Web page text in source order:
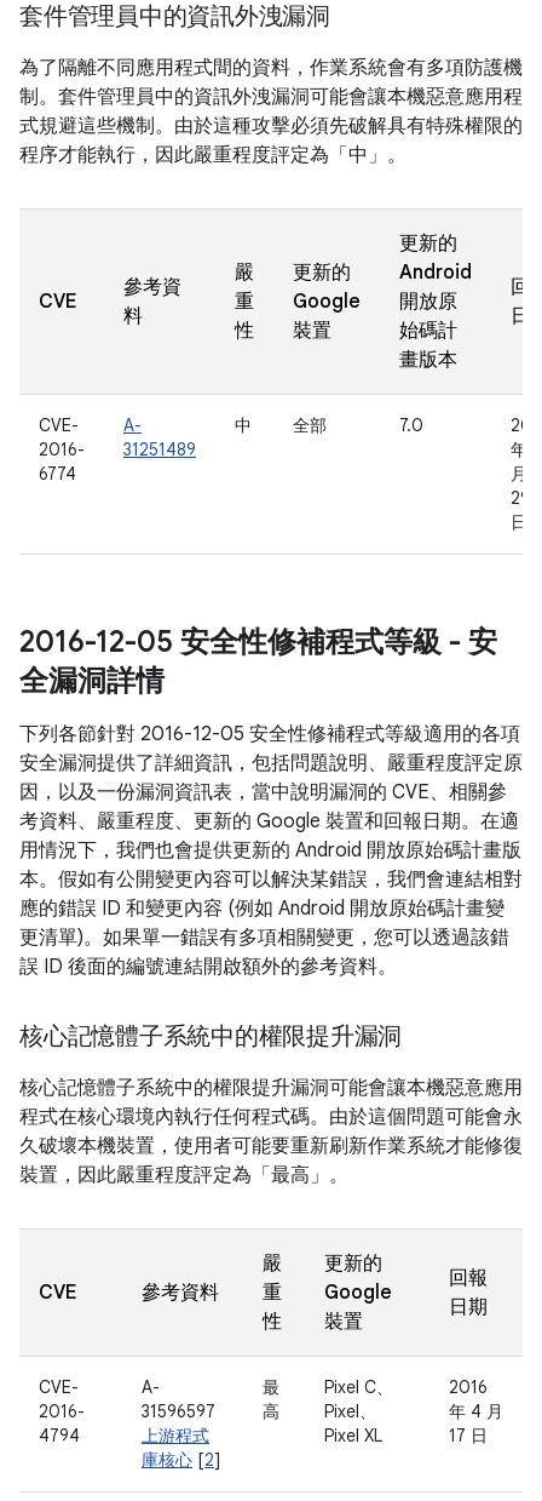
套件管理員中的資訊外洩漏洞
為了隔離不同應用程式間的資料，作業系統會有多項防護機
制。套件管理員中的資訊外洩漏洞可能會讓本機惡意應用程
式規避這些機制。由於這種攻擊必須先破解具有特殊權限的
程序才能執行，因此嚴重程度評定為「中」。
CVE
參考資
料
嚴
重
性
更新的
Google
裝置
更新的
Android
開放原
始碼計
畫版本
回
日
CVE-
2016-
6774
A-
31251489
中 全部 7.0
年 8
月
29
日
2016-12-05 安全性修補程式等級 - 安
全漏洞詳情
下列各節針對 2016-12-05 安全性修補程式等級適用的各項
安全漏洞提供了詳細資訊，包括問題說明、嚴重程度評定原
因，以及一份漏洞資訊表，當中說明漏洞的 CVE、相關參
考資料、嚴重程度、更新的 Google 裝置和回報日期。在適
用情況下，我們也會提供更新的 Android 開放原始碼計畫版
本。假如有公開變更內容可以解決某錯誤，我們會連結相對
應的錯誤 ID 和變更內容 (例如 Android 開放原始碼計畫變
更清單)。如果單一錯誤有多項相關變更，您可以透過該錯
誤 ID 後面的編號連結開啟額外的參考資料。
核心記憶體子系統中的權限提升漏洞
核心記憶體子系統中的權限提升漏洞可能會讓本機惡意應用
程式在核心環境內執行任何程式碼。由於這個問題可能會永
久破壞本機裝置，使用者可能要重新刷新作業系統才能修復
裝置，因此嚴重程度評定為「最高」。
CVE 參考資料
嚴
重
性
更新的
Google
裝置
回報
日期
CVE-
2016-
4794
A-
31596597
上游程式
庫核心 [2]
最
高
Pixel C、
Pixel、
Pixel XL
2016
年 4 月
17 日